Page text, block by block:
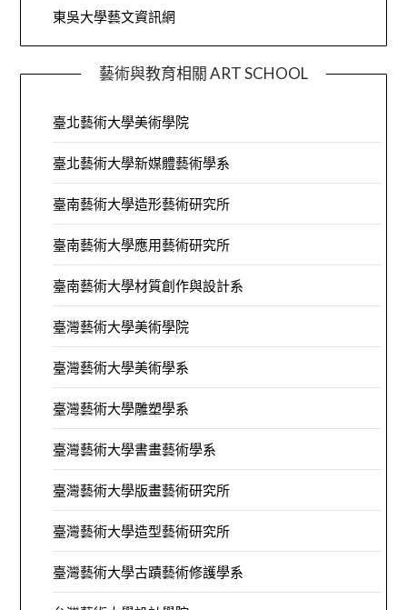
東吳大學藝文資訊網
藝術與教育相關 ART SCHOOL
臺北藝術大學美術學院
臺北藝術大學新媒體藝術學系
臺南藝術大學造形藝術研究所
臺南藝術大學應用藝術研究所
臺南藝術大學材質創作與設計系
臺灣藝術大學美術學院
臺灣藝術大學美術學系
臺灣藝術大學雕塑學系
臺灣藝術大學書畫藝術學系
臺灣藝術大學版畫藝術研究所
臺灣藝術大學造型藝術研究所
臺灣藝術大學古蹟藝術修護學系